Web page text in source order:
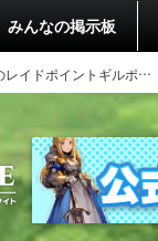
みんなの掲示板
レイドポイントギルポ…